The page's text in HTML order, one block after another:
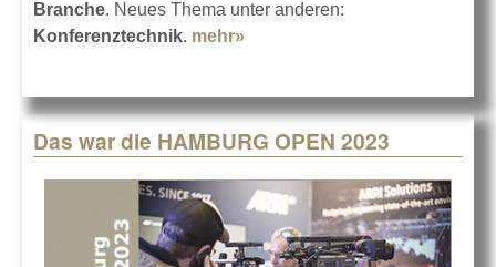
Branche. Neues Thema unter anderen:
Konferenztechnik. mehr»
Das war die HAMBURG OPEN 2023